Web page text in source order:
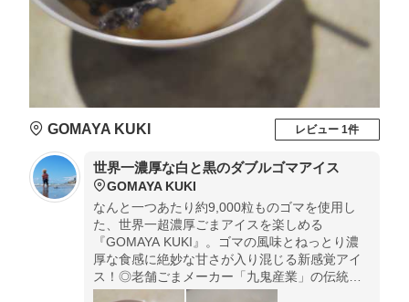
GOMAYA KUKI レビュー 1件
世界一濃厚な白と黒のダブルゴマアイス
GOMAYA KUKI
なんと一つあたり約9,000粒ものゴマを使用し
た、世界一超濃厚ごまアイスを楽しめる
『GOMAYA KUKI』。ゴマの風味とねっとり濃
厚な食感に絶妙な甘さが入り混じる新感覚アイ
ス！◎老舗ごまメーカー「九鬼産業」の伝統あ
るごまを使用。ごまの濃さを選ぶことができま